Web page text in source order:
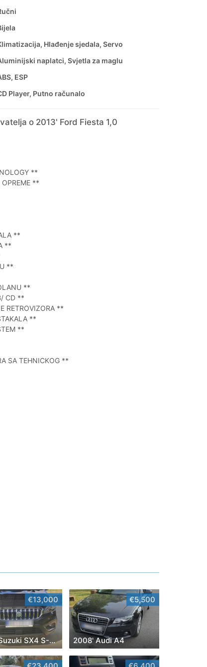
Hlađenje sjedala, Servo
naplatci, Svjetla za maglu
ESP
Player, Putno računalo
o 2013' Ford Fiesta 1,0
**
**
**
**
**
**
CD **
RETROVIZORA **
**
**
SA TEHNICKOG **
€13,000
2019' Suzuki SX4 S-Cross
€5,500
2008' Audi A4